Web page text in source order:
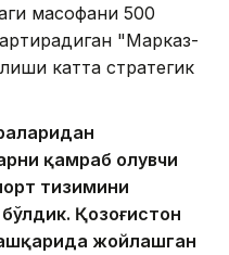
масофани 500
"Марказ-
катта стратегик
қамраб олувчи
тизимини
Қозоғистон
жойлашган